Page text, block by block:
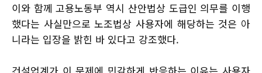
이와 함께 고용노동부 역시 산안법상 도급인 의무를 이행
했다는 사실만으로 노조법상 사용자에 해당하는 것은 아
니라는 입장을 밝힌 바 있다고 강조했다.